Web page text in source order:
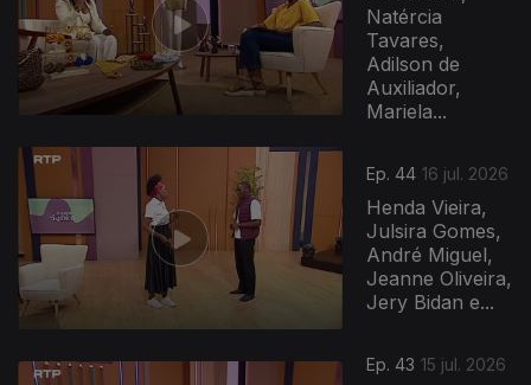
Natércia
Tavares,
Adilson de
Auxiliador,
Mariela...
Ep. 44 16 jul. 2026
Henda Vieira,
Julsira Gomes,
André Miguel,
Jeanne Oliveira,
Jery Bidan e...
Ep. 43 15 jul. 2026